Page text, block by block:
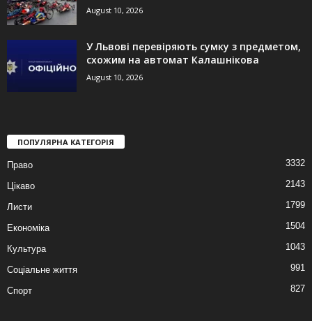
August 10, 2026
У Львові перевіряють сумку з предметом,
схожим на автомат Калашнікова
August 10, 2026
ПОПУЛЯРНА КАТЕГОРІЯ
Право 3332
Цікаво 2143
Листи 1799
Економіка 1504
Культура 1043
Соціальне життя 991
Спорт 827